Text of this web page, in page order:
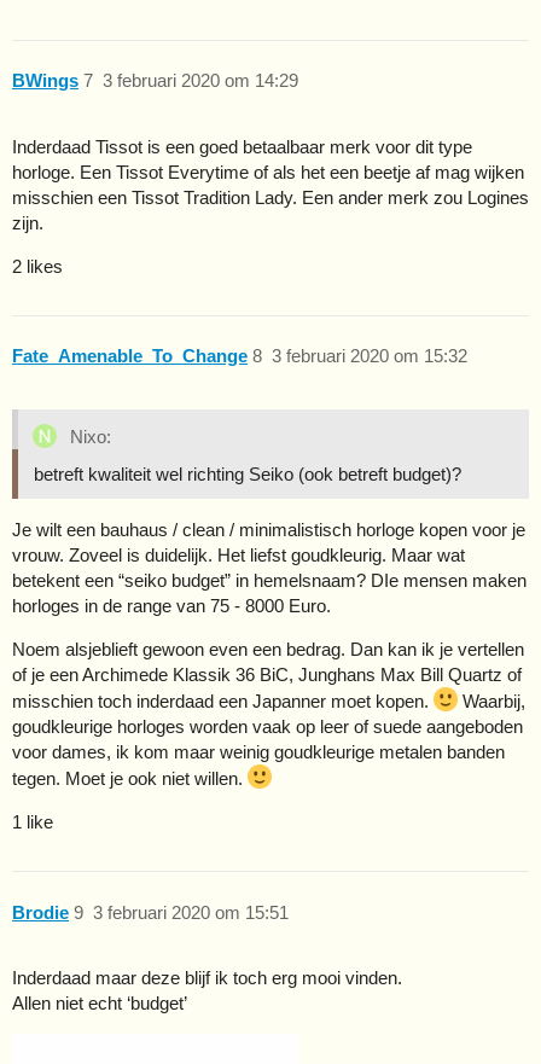
BWings 3 februari 2020 om 14:29
7
Inderdaad Tissot is een goed betaalbaar merk voor dit type
horloge. Een Tissot Everytime of als het een beetje af mag wijken
misschien een Tissot Tradition Lady. Een ander merk zou Logines
zijn.
2 likes
Fate_Amenable_To_Change 3 februari 2020 om 15:32
8
Nixo:
betreft kwaliteit wel richting Seiko (ook betreft budget)?
Je wilt een bauhaus / clean / minimalistisch horloge kopen voor je
vrouw. Zoveel is duidelijk. Het liefst goudkleurig. Maar wat
betekent een “seiko budget” in hemelsnaam? DIe mensen maken
horloges in de range van 75 - 8000 Euro.
Noem alsjeblieft gewoon even een bedrag. Dan kan ik je vertellen
of je een Archimede Klassik 36 BiC, Junghans Max Bill Quartz of
misschien toch inderdaad een Japanner moet kopen.
Waarbij,
goudkleurige horloges worden vaak op leer of suede aangeboden
voor dames, ik kom maar weinig goudkleurige metalen banden
tegen. Moet je ook niet willen.
1 like
Brodie 3 februari 2020 om 15:51
9
Inderdaad maar deze blijf ik toch erg mooi vinden.
Allen niet echt ‘budget’